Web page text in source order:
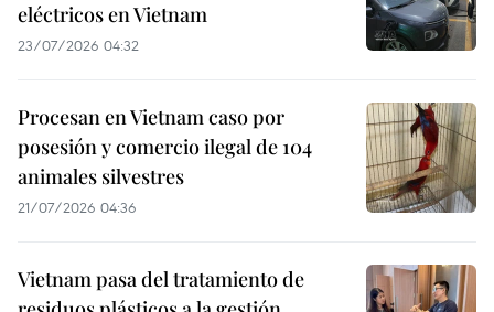
eléctricos en Vietnam
23/07/2026 04:32
Procesan en Vietnam caso por
posesión y comercio ilegal de 104
animales silvestres
21/07/2026 04:36
Vietnam pasa del tratamiento de